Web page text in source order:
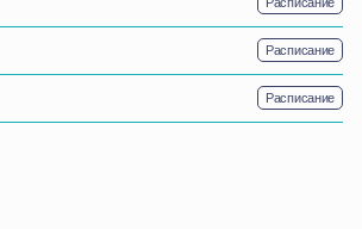
Расписание
Расписание